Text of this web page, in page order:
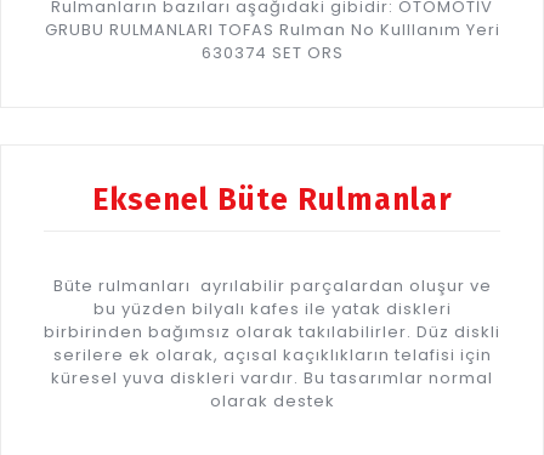
Rulmanların bazıları aşağıdaki gibidir: OTOMOTİV
GRUBU RULMANLARI TOFAS Rulman No Kulllanım Yeri
630374 SET ORS
Eksenel Büte Rulmanlar
Büte rulmanları ayrılabilir parçalardan oluşur ve
bu yüzden bilyalı kafes ile yatak diskleri
birbirinden bağımsız olarak takılabilirler. Düz diskli
serilere ek olarak, açısal kaçıklıkların telafisi için
küresel yuva diskleri vardır. Bu tasarımlar normal
olarak destek